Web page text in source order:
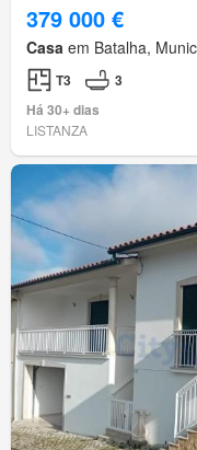
379 000 €
Casa em Batalha,
T3
3
Há 30+ dias
LISTANZA